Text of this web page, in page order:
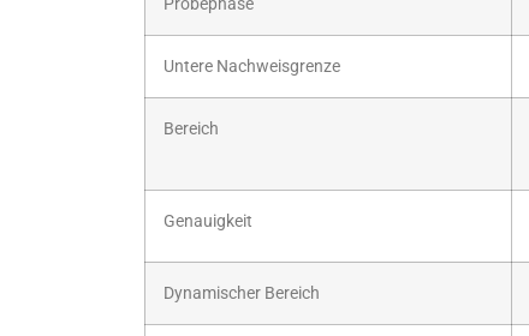
Untere Nachweisgrenze
Bereich
Genauigkeit
Dynamischer Bereich